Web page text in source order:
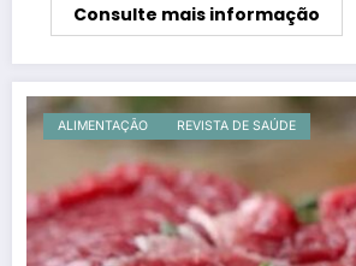
Consulte mais informação
ALIMENTAÇÃO REVISTA DE SAÚDE